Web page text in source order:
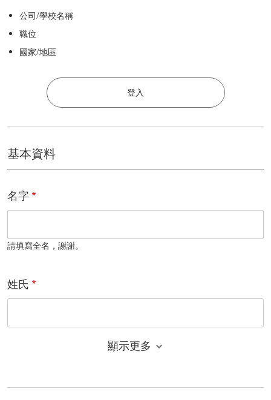
公司/學校名稱
職位
國家/地區
登入
基本資料
名字
請填寫全名，謝謝。
姓氏
顯示更多